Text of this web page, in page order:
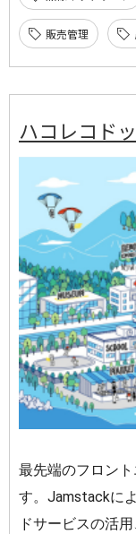
販売管理
ハコレコド
最先端のフロン
す。 Jamstackに
ドサービスの活